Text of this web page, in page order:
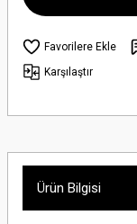
Karşılaştır
Ürün Bilgisi